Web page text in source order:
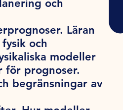
och
Läran
och
modeller
för prognoser.
begränsningar av